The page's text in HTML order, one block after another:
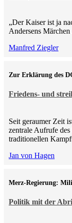
„Der Kaiser ist ja
Andersens
Manfred Ziegler
Friedens- und
Zur Erklärung des
Seit geraumer Zeit
zentrale Aufrufe
traditionellen
Jan von Hagen
Politik mit der
Merz-Regierung: